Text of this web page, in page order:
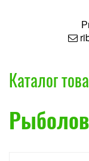
Каталог